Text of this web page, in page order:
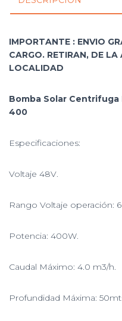
IMPORTANTE : ENVIO
CARGO. RETIRAN, DE
LOCALIDAD
Bomba Solar Centrifuga
400
Especificaciones:
Voltaje 48V.
Rango Voltaje operación:
Potencia: 400W.
Caudal Máximo: 4.0 m3/h.
Profundidad Máxima: